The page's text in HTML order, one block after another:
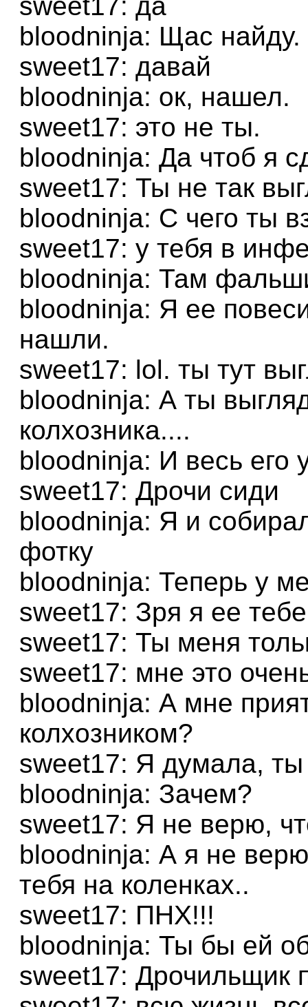
sweet17: да
bloodninja: Щас найду.
sweet17: давай
bloodninja: ок, нашел.
sweet17: это не ты.
bloodninja: Да чтоб я
sweet17: Ты не так
bloodninja: С чего ты
sweet17: у тебя в
bloodninja: Там
bloodninja: Я ее
нашли.
sweet17: lol. ты тут
bloodninja: А ты
колхозника....
bloodninja: И весь его
sweet17: Дрочи сиди
bloodninja: Я и
фотку
bloodninja: Теперь у
sweet17: Зря я ее
sweet17: Ты меня
sweet17: мне это
bloodninja: А мне
колхозником?
sweet17: Я думала,
bloodninja: Зачем?
sweet17: Я не верю,
bloodninja: А я не
тебя на коленках..
sweet17: ПНХ!!!
bloodninja: Ты бы ей
sweet17: Дрочильщик